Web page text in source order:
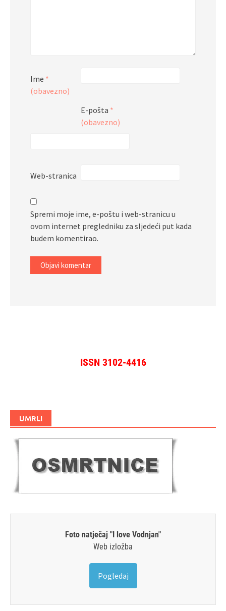
Ime *
(obavezno)
E-pošta *
(obavezno)
Web-stranica
Spremi moje ime, e-poštu i web-stranicu u
ovom internet pregledniku za sljedeći put kada
budem komentirao.
ISSN 3102-4416
UMRLI
Foto natječaj "I love Vodnjan"
Web izložba
Pogledaj